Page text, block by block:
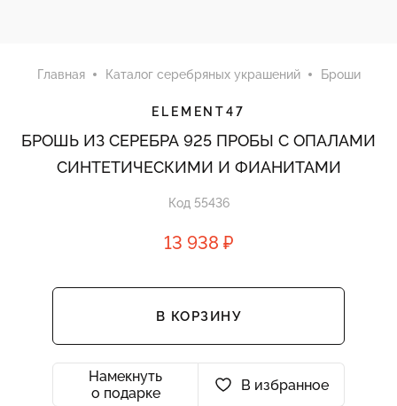
Главная Каталог серебряных украшений Броши
ELEMENT47
БРОШЬ ИЗ СЕРЕБРА 925 ПРОБЫ С ОПАЛАМИ
СИНТЕТИЧЕСКИМИ И ФИАНИТАМИ
Код 55436
13 938 ₽
В КОРЗИНУ
Намекнуть
о подарке
В избранное